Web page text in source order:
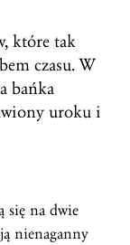
które tak
czasu. W
bańka
uroku i
się na dwie
nienaganny